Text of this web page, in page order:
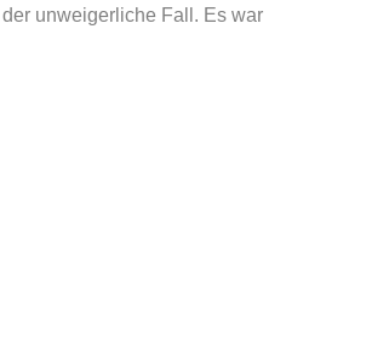
unweigerliche Fall. Es war